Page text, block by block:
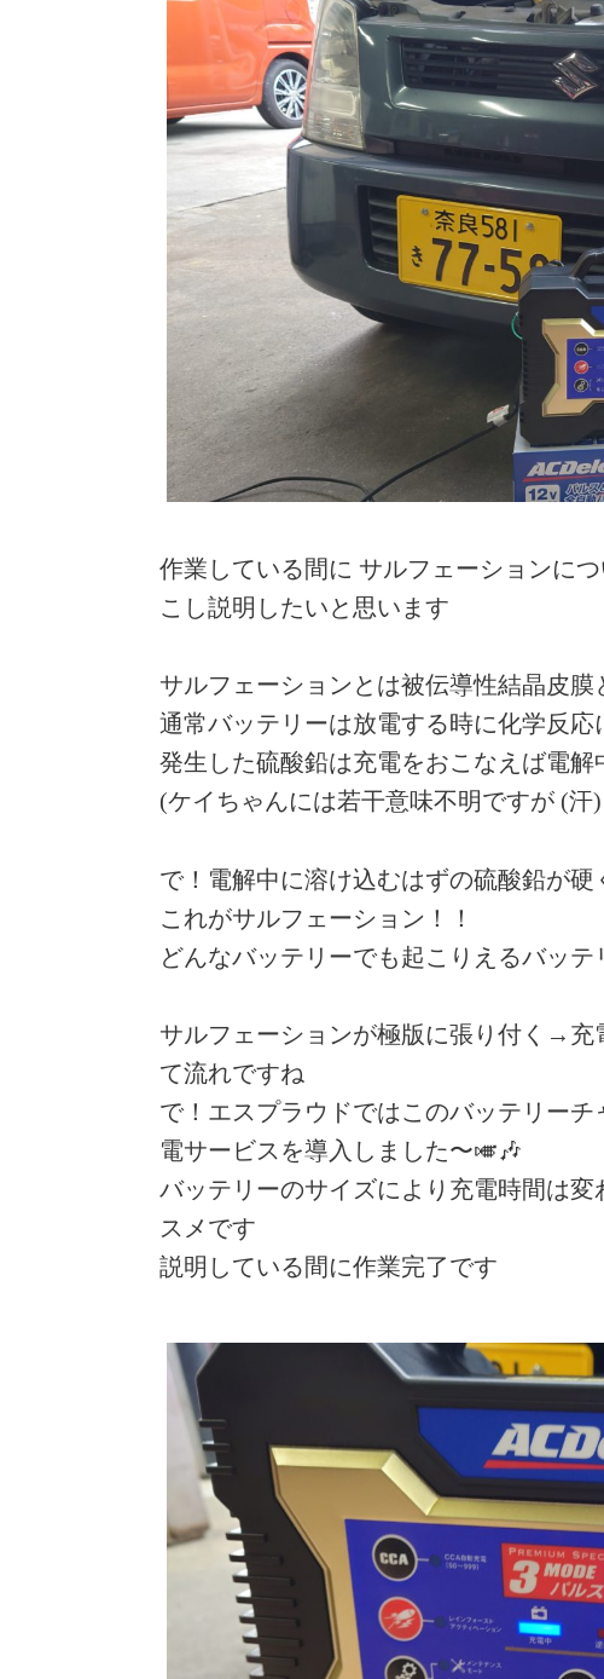
作業している間に サルフェーションに
こし説明したいと思います
サルフェーションとは被伝導性結晶皮膜
通常バッテリーは放電する時に化学反
発生した硫酸鉛は充電をおこなえば電
(ケイちゃんには若干意味不明ですが (汗
で！電解中に溶け込むはずの硫酸鉛が
これがサルフェーション！！
どんなバッテリーでも起こりえるバッ
サルフェーションが極版に張り付く→
て流れですね
で！エスプラウドではこのバッテリー
電サービスを導入しました〜🎺🎶
バッテリーのサイズにより充電時間は
スメです
説明している間に作業完了です